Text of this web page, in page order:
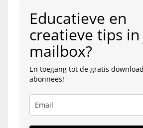
Educatieve en
creatieve tips in
mailbox?
En toegang tot de gratis
abonnees!